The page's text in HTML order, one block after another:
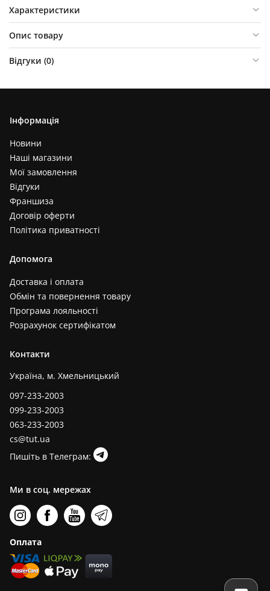
Характеристики
Опис товару
Відгуки (0)
Інформація
Новини
Наші магазини
Мої замовлення
Відгуки
Франшиза
Договір оферти
Політика приватності
Допомога
Доставка і оплата
Обмін та повернення товару
Програма лояльності
Розрахунок сертифікатом
Контакти
Україна, м. Хмельницький
097-233-2003
099-233-2003
063-233-2003
cs@tut.ua
Пишіть в Телеграм:
Ми в соц. мережах
Оплата